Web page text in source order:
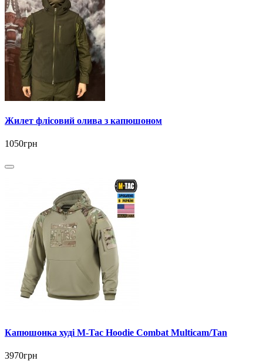
Жилет флісовий олива з капюшоном
1050грн
Капюшонка худі M-Tac Hoodie Combat Multicam/Tan
3970грн